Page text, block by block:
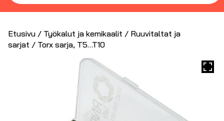
Etusivu / Työkalut ja kemikaalit / Ruuvitaltat ja
sarjat / Torx sarja, T5…T10